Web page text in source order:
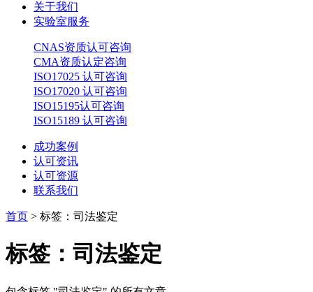
关于我们
实验室服务
CNAS资质认可咨询
CMA资质认定咨询
ISO17025 认可咨询
ISO17020 认可咨询
ISO15195认可咨询
ISO15189 认可咨询
成功案例
认可资讯
认可资源
联系我们
首页 > 标签：司法鉴定
标签：司法鉴定